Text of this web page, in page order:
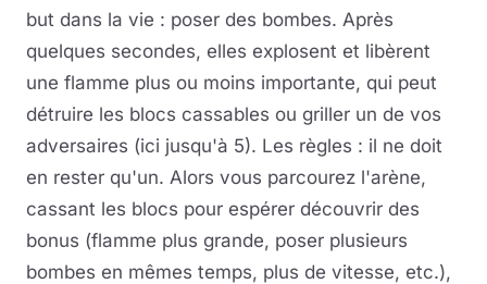
but dans la vie : poser des bombes. Après
quelques secondes, elles explosent et libèrent
une flamme plus ou moins importante, qui peut
détruire les blocs cassables ou griller un de vos
adversaires (ici jusqu'à 5). Les règles : il ne doit
en rester qu'un. Alors vous parcourez l'arène,
cassant les blocs pour espérer découvrir des
bonus (flamme plus grande, poser plusieurs
bombes en mêmes temps, plus de vitesse, etc.),